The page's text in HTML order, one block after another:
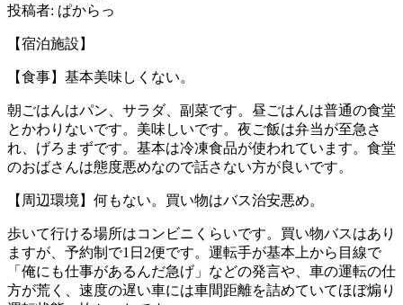
投稿者: ぱからっ
【宿泊施設】
【食事】基本美味しくない。
朝ごはんはパン、サラダ、副菜です。昼ごはんは普通の食堂
とかわりないです。美味しいです。夜ご飯は弁当が至急さ
れ、げろまずです。基本は冷凍食品が使われています。食堂
のおばさんは態度悪めなので話さない方が良いです。
【周辺環境】何もない。買い物はバス治安悪め。
歩いて行ける場所はコンビニくらいです。買い物バスはあり
ますが、予約制で1日2便です。運転手が基本上から目線で
「俺にも仕事があるんだ急げ」などの発言や、車の運転の仕
方が荒く、速度の遅い車には車間距離を詰めていてほぼ煽り